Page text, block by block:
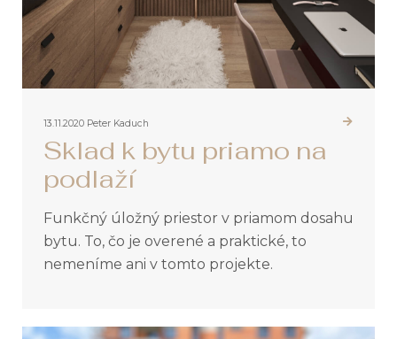
13.11.2020 Peter Kaduch
Sklad k bytu priamo na
podlaží
Funkčný úložný priestor v priamom dosahu
bytu. To, čo je overené a praktické, to
nemeníme ani v tomto projekte.